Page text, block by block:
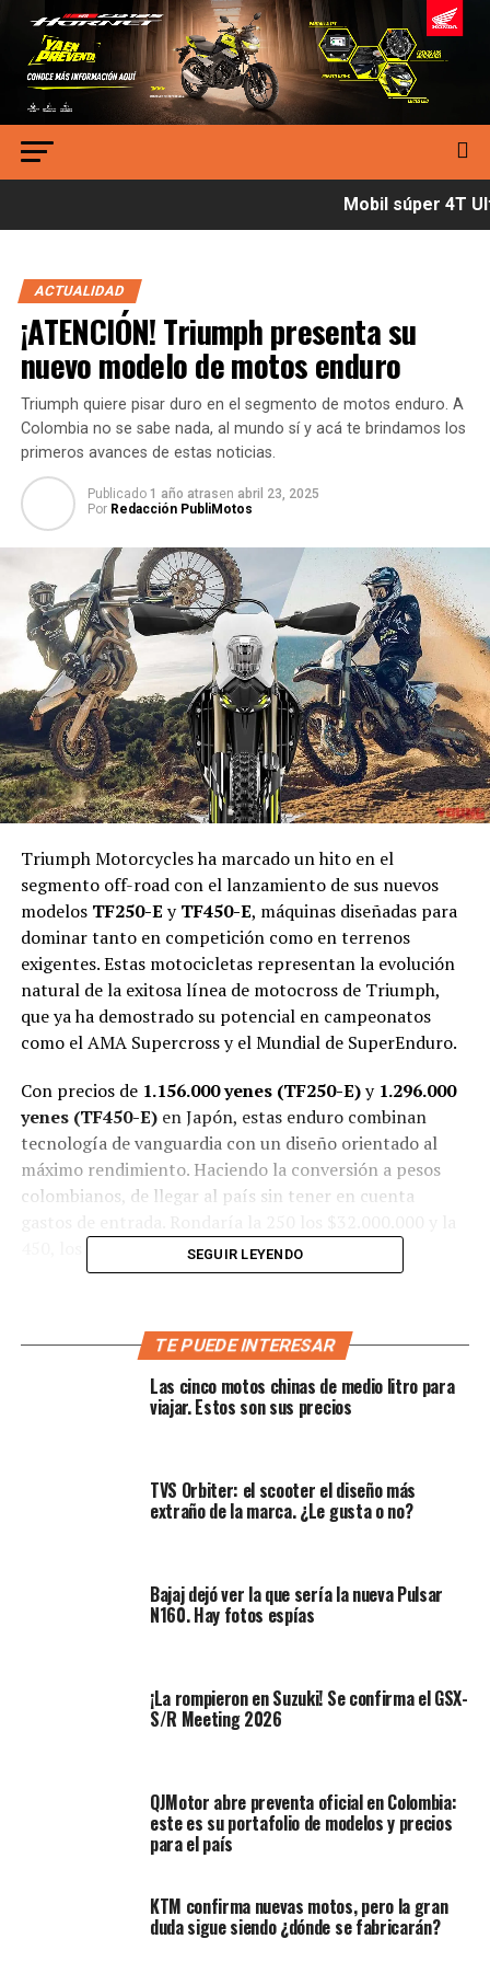
Mobil súper 4T
ACTUALIDAD
¡ATENCIÓN! Triumph presenta su
nuevo modelo de motos enduro
Triumph quiere pisar duro en el segmento de motos enduro. A
Colombia no se sabe nada, al mundo sí y acá te brindamos los
primeros avances de estas noticias.
Publicado 1 año atrasen abril 23, 2025
Por Redacción PubliMotos
Triumph Motorcycles ha marcado un hito en el
segmento off-road con el lanzamiento de sus nuevos
modelos TF250-E yTF450-E, máquinas diseñadas para
dominar tanto en competición como en terrenos
exigentes. Estas motocicletas representan la evolución
natural de la exitosa línea de motocross de Triumph,
que ya ha demostrado su potencial en campeonatos
como el AMA Supercross y el Mundial de SuperEnduro.
Con precios de 1.156.000 yenes (TF250-E)y 1.296.000
yenes (TF450-E)en Japón, estas enduro combinan
tecnología de vanguardia con un diseño orientado al
máximo rendimiento. Haciendo la conversión a pesos
colombianos, de llegar al país sin tener en cuenta
Motorización y arquitectura
Ambos modelos están equipados con motores
monocilíndricos de cuatro tiempos, refrigerados por
SEGUIR LEYENDO
TE PUEDE INTERESAR
Las cinco motos chinas de medio litro para
viajar. Estos son sus precios
TVS Orbiter: el scooter el diseño más
extraño de la marca. ¿Le gusta o no?
Bajaj dejó ver la que sería la nueva Pulsar
N160. Hay fotos espías
¡La rompieron en Suzuki! Se confirma el GSX-
S/R Meeting 2026
QJMotor abre preventa oficial en Colombia:
este es su portafolio de modelos y precios
para el país
KTM confirma nuevas motos, pero la gran
duda sigue siendo ¿dónde se fabricarán?